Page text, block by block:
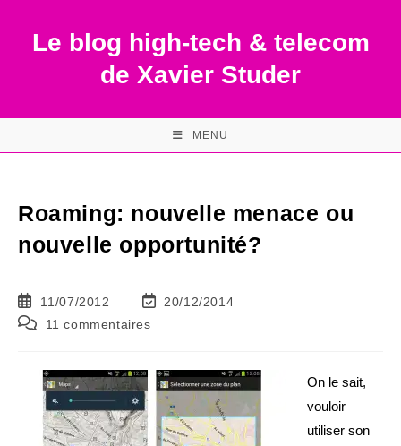
contentLe blog high-tech & telecom
de Xavier Studer
MENU
Roaming: nouvelle menace ou
nouvelle opportunité?
Publication
publiée :
11/07/2012
Dernière
publication :
20/12/2014
Commentaires
publication :
11 commentaires
On le sait,
vouloir
utiliser son